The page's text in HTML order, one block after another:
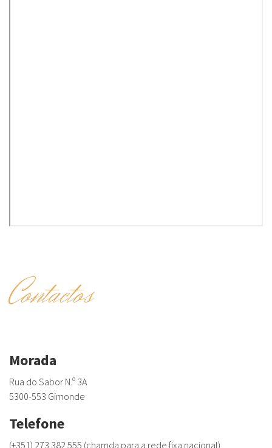
Contactos
Morada
Rua do Sabor N.º 3A
5300-553 Gimonde
Telefone
(+351) 273 382 555 (chamda para a rede fixa nacional)